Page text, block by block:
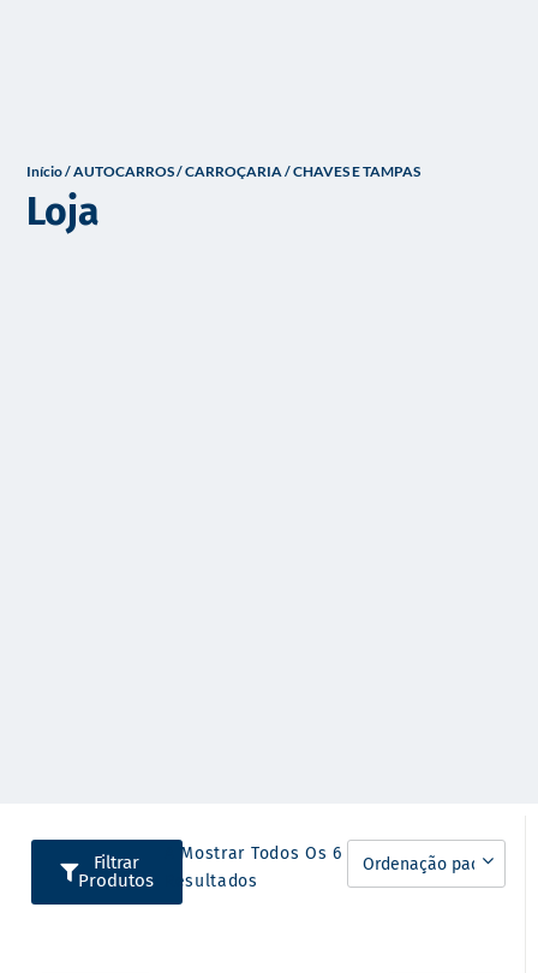
Início/AUTOCARROS/CARROÇARIA/ CHAVES E TAMPAS
Loja
Filtrar
Produtos
A Mostrar Todos Os 6
Resultados